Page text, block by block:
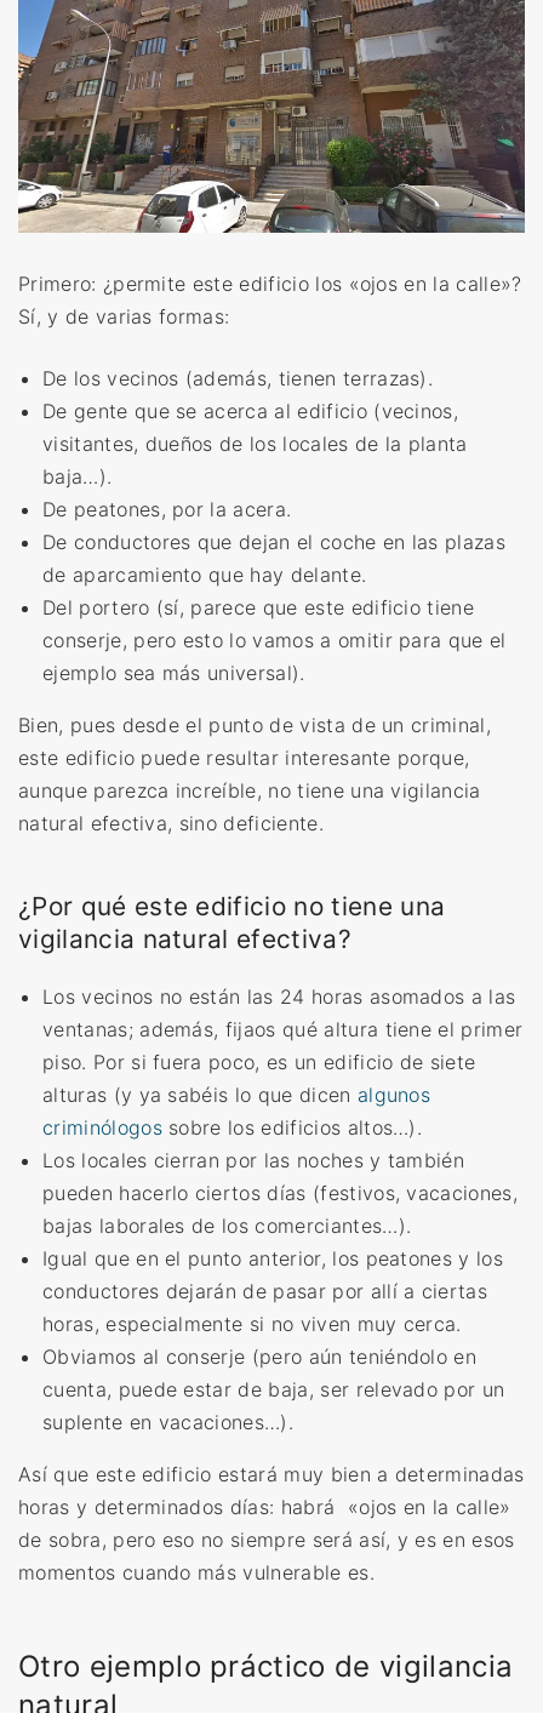
Primero: ¿permite este edificio los «ojos en la calle»?
Sí, y de varias formas:
De los vecinos (además, tienen terrazas).
De gente que se acerca al edificio (vecinos,
visitantes, dueños de los locales de la planta
baja…).
De peatones, por la acera.
De conductores que dejan el coche en las plazas
de aparcamiento que hay delante.
Del portero (sí, parece que este edificio tiene
conserje, pero esto lo vamos a omitir para que el
ejemplo sea más universal).
Bien, pues desde el punto de vista de un criminal,
este edificio puede resultar interesante porque,
aunque parezca increíble, no tiene una vigilancia
natural efectiva, sino deficiente.
¿Por qué este edificio no tiene una
vigilancia natural efectiva?
Los vecinos no están las 24 horas asomados a las
ventanas; además, fijaos qué altura tiene el primer
piso. Por si fuera poco, es un edificio de siete
alturas (y ya sabéis lo que dicen algunos
criminólogos sobre los edificios altos…).
Los locales cierran por las noches y también
pueden hacerlo ciertos días (festivos, vacaciones,
bajas laborales de los comerciantes…).
Igual que en el punto anterior, los peatones y los
conductores dejarán de pasar por allí a ciertas
horas, especialmente si no viven muy cerca.
Obviamos al conserje (pero aún teniéndolo en
cuenta, puede estar de baja, ser relevado por un
suplente en vacaciones…).
Así que este edificio estará muy bien a determinadas
horas y determinados días: habrá «ojos en la calle»
de sobra, pero eso no siempre será así, y es en esos
momentos cuando más vulnerable es.
Otro ejemplo práctico de vigilancia
natural